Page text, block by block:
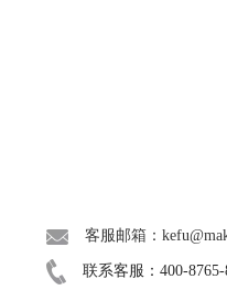
客服邮箱：
联系客服：400-8765-